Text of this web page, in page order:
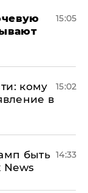
15:05
кому
в
15:02
быть
News
14:33